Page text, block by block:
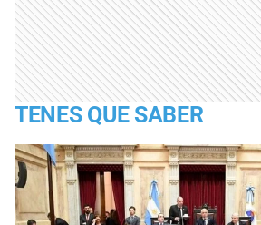
TENES QUE SABER